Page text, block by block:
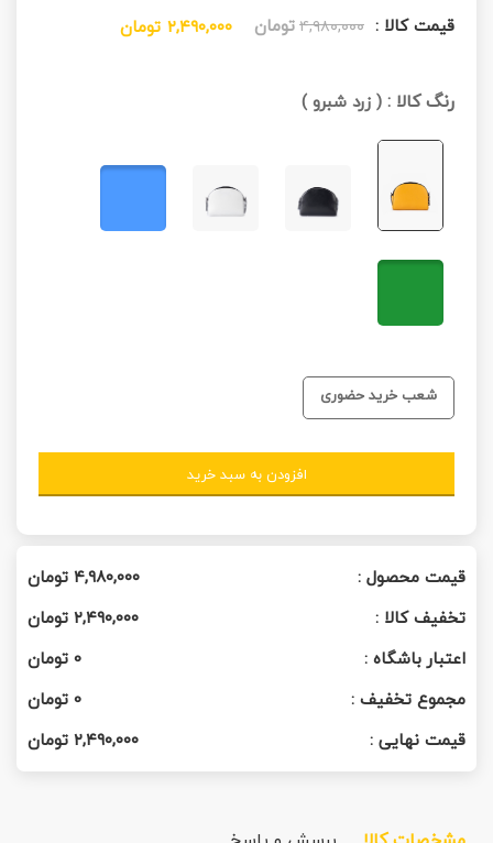
قیمت کالا : ۴,۹۸۰,۰۰۰تومان ۲,۴۹۰,۰۰۰ تومان
رنگ کالا :(زرد شبرو)
شعب خرید حضوری
افزودن به سبد خرید
قیمت محصول : ۴,۹۸۰,۰۰۰تومان
تخفیف کالا :
۲,۴۹۰,۰۰۰تومان
اعتبار باشگاه :
0تومان
مجموع تخفیف :
0تومان
قیمت نهایی :
۲,۴۹۰,۰۰۰تومان